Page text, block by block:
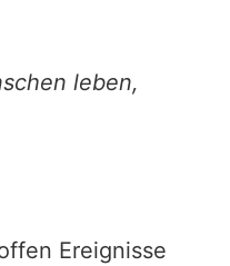
leben,
Ereignisse